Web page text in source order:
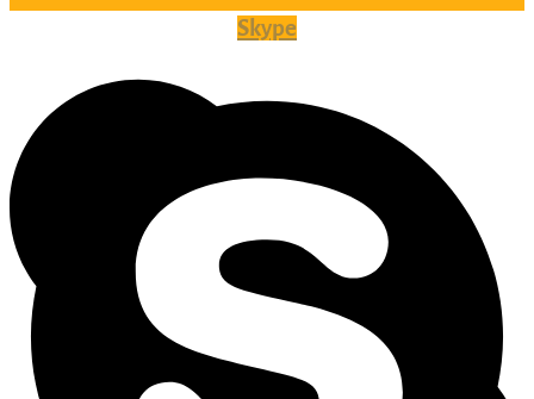
Skype